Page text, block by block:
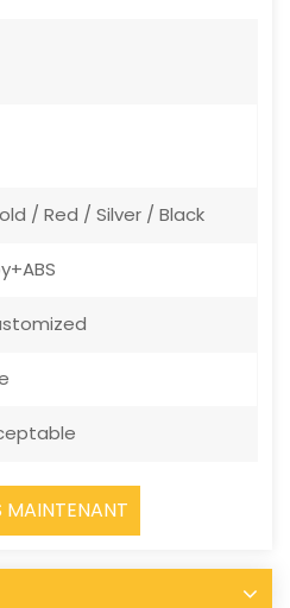
/ Red / Silver / Black
MAINTENANT